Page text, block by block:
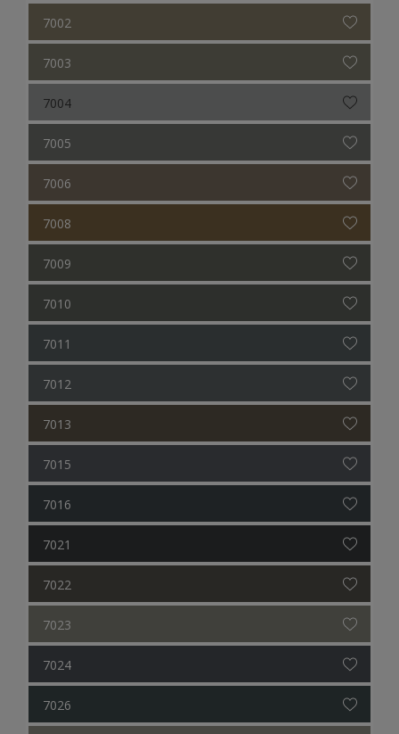
7002
7003
7004
7005
7006
7008
7009
7010
7011
7012
7013
7015
7016
7021
7022
7023
7024
7026